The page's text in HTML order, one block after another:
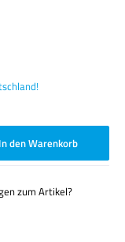
um die Anzahl zu
In den Warenkorb
zum Artikel?